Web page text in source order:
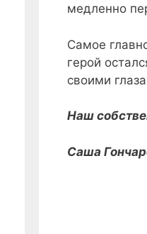
медленно
Самое
герой
своими
Наш
Саша